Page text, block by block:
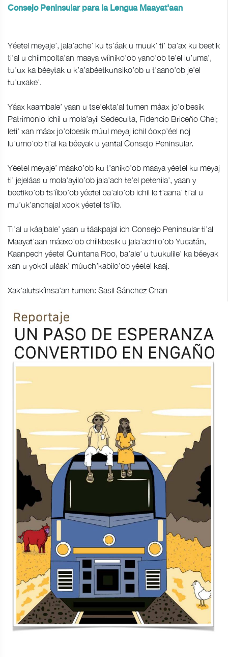
Consejo Peninsular para la Lengua Maayat'aan
Yéetel meyaje’, jala’ache’ ku ts’áak u muuk’ ti’ ba’ax ku beetik
ti’al u chíimpolta’an maaya wíiniko’ob yano’ob te’el lu’uma’,
tu’ux ka béeytak u k’a’abéetkunsiko’ob u t’aano’ob je’el
tu’uxake’.
Yáax kaambale’ yaan u tse’ekta’al tumen máax jo’olbesik
Patrimonio ichil u mola’ayil Sedeculta, Fidencio Briceño Chel;
leti’ xan máax jo’olbesik múul meyaj ichil óoxp’éel noj
lu’umo’ob ti’al ka béeyak u yantal Consejo Peninsular.
Yéetel meyaje’ máako’ob ku t’aniko’ob maaya yéetel ku meyaj
ti’ jejeláas u mola’ayilo’ob jala’ach te’el petenila’, yaan y
beetiko’ob ts’íibo’ob yéetel ba’alo’ob ichil le t’aana’ ti’al u
mu’uk’anchajal xook yéetel ts’íib.
Ti’al u káajbale’ yaan u táakpajal ich Consejo Peninsular ti’al
Maayat’aan máaxo’ob chíikbesik u jala’achilo’ob Yucatán,
Kaanpech yéetel Quintana Roo, ba’ale’ u tuukulile’ ka béeyak
xan u yokol uláak’ múuch’kabilo’ob yéetel kaaj.
Xak'alutskíinsa'an tumen: Sasil Sánchez Chan